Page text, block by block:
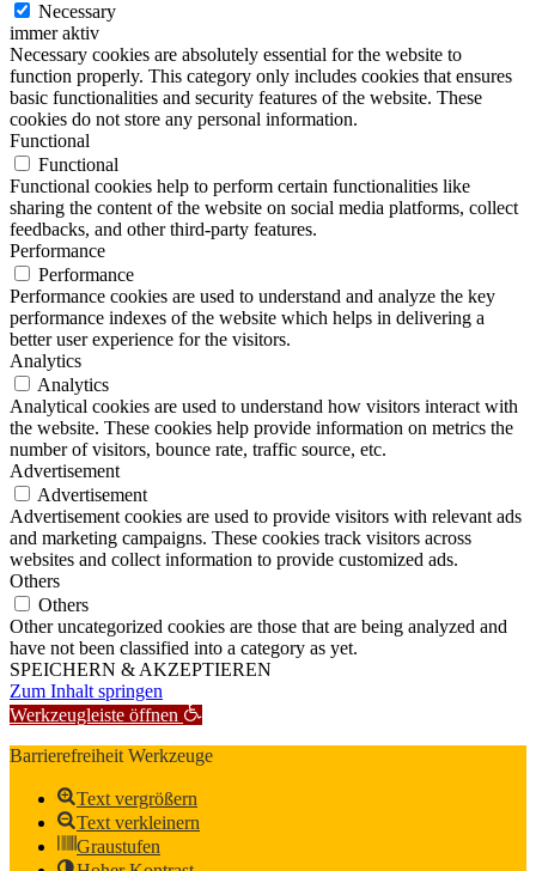
Necessary
immer aktiv
Necessary cookies are absolutely essential for the website to
function properly. This category only includes cookies that ensures
basic functionalities and security features of the website. These
cookies do not store any personal information.
Functional
Functional
Functional cookies help to perform certain functionalities like
sharing the content of the website on social media platforms, collect
feedbacks, and other third-party features.
Performance
Performance
Performance cookies are used to understand and analyze the key
performance indexes of the website which helps in delivering a
better user experience for the visitors.
Analytics
Analytics
Analytical cookies are used to understand how visitors interact with
the website. These cookies help provide information on metrics the
number of visitors, bounce rate, traffic source, etc.
Advertisement
Advertisement
Advertisement cookies are used to provide visitors with relevant ads
and marketing campaigns. These cookies track visitors across
websites and collect information to provide customized ads.
Others
Others
Other uncategorized cookies are those that are being analyzed and
have not been classified into a category as yet.
SPEICHERN & AKZEPTIEREN
Zum Inhalt springen
Werkzeugleiste öffnen
Barrierefreiheit Werkzeuge
Text vergrößern
Text verkleinern
Graustufen